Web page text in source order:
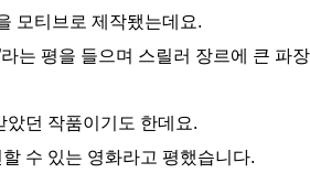
모티브로 제작됐는데요.
는 평을 들으며 스릴러 장르에 큰 파
았던 작품이기도 한데요.
수 있는 영화라고 평했습니다.